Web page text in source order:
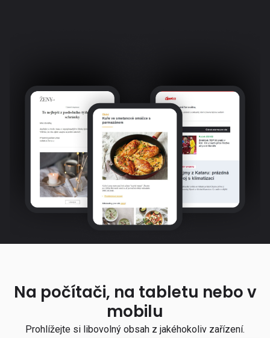
Na počítači, na tabletu nebo v
mobilu
Prohlížejte si libovolný obsah z jakéhokoliv zařízení.